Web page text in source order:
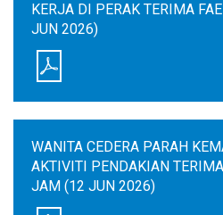
KERJA DI PERAK TERIMA
JUN 2026)
WANITA CEDERA PARAH
AKTIVITI PENDAKIAN
JAM (12 JUN 2026)